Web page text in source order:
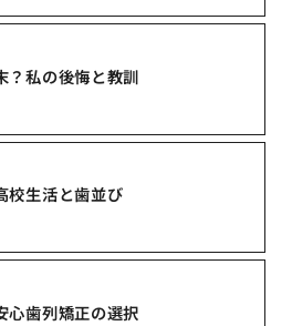
？私の後悔と教訓
校生活と歯並び
心歯列矯正の選択